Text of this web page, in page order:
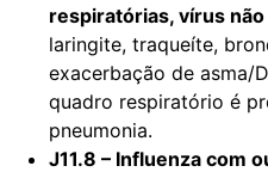
respiratórias, vírus
laringite, traqueíte,
exacerbação de asma/
quadro respiratório é
pneumonia.
J11.8 – Influenza com